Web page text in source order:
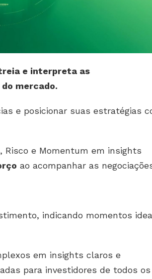
e interpreta as
mercado.
e posicionar suas estratégias
e Momentum em insights
ao acompanhar as
indicando momentos
em insights claros e
para investidores de todos os